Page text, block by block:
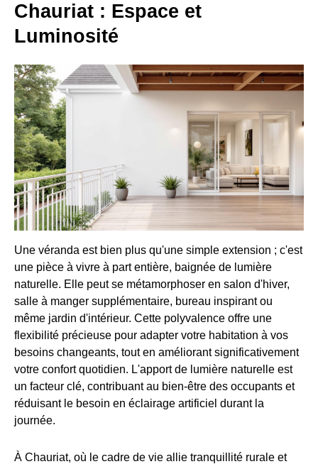
Chauriat : Espace et
Luminosité
Une véranda est bien plus qu'une simple extension ; c'est
une pièce à vivre à part entière, baignée de lumière
naturelle. Elle peut se métamorphoser en salon d'hiver,
salle à manger supplémentaire, bureau inspirant ou
même jardin d'intérieur. Cette polyvalence offre une
flexibilité précieuse pour adapter votre habitation à vos
besoins changeants, tout en améliorant significativement
votre confort quotidien. L'apport de lumière naturelle est
un facteur clé, contribuant au bien-être des occupants et
réduisant le besoin en éclairage artificiel durant la
journée.
À Chauriat, où le cadre de vie allie tranquillité rurale et